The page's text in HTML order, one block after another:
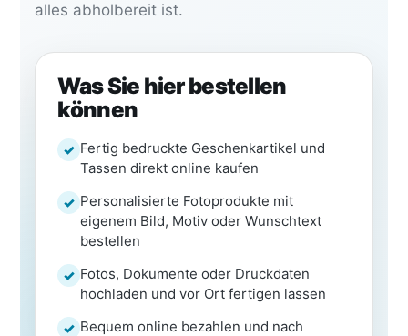
alles abholbereit ist.
Was Sie hier bestellen
können
Fertig bedruckte Geschenkartikel und
Tassen direkt online kaufen
Personalisierte Fotoprodukte mit
eigenem Bild, Motiv oder Wunschtext
bestellen
Fotos, Dokumente oder Druckdaten
hochladen und vor Ort fertigen lassen
Bequem online bezahlen und nach